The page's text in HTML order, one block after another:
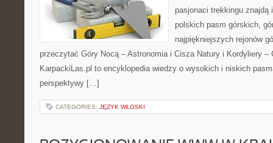
pasjonaci trekkingu znajdą
polskich pasm górskich,
najpiękniejszych rejonów
przeczytać Góry Nocą – Astronomia i Cisza Natury i Kordyliery –
KarpackiLas.pl to encyklopedia wiedzy o wysokich i niskich
perspektywy […]
CATEGORIES: JĘZYK WŁOSKI